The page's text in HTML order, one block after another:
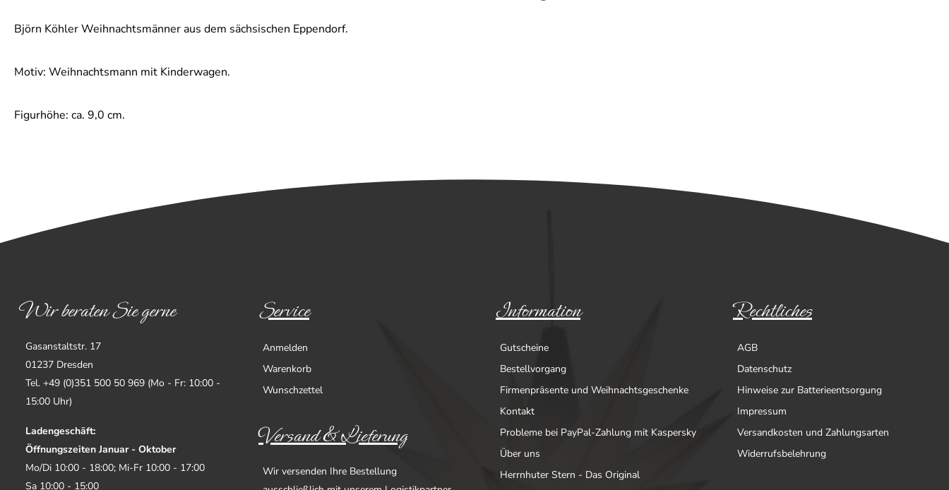
Björn Köhler Weihnachtsmänner aus dem sächsischen Eppendorf.
Motiv: Weihnachtsmann mit Kinderwagen.
Figurhöhe: ca. 9,0 cm.
Wir beraten Sie gerne
Gasanstaltstr. 17
01237 Dresden
Tel. +49 (0)351 500 50 969 (Mo - Fr: 10:00 -
15:00 Uhr)
Ladengeschäft:
Öffnungszeiten Januar - Oktober
Mo/Di 10:00 - 18:00; Mi-Fr 10:00 - 17:00
Sa 10:00 - 15:00
Service
Anmelden
Warenkorb
Wunschzettel
Information
Gutscheine
Bestellvorgang
Firmenpräsente und Weihnachtsgeschenke
Kontakt
Probleme bei PayPal-Zahlung mit Kaspersky
Über uns
Herrnhuter Stern - Das Original
Rechtliches
AGB
Datenschutz
Hinweise zur Batterieentsorgung
Impressum
Versandkosten und Zahlungsarten
Widerrufsbelehrung
Versand & Lieferung
Wir versenden Ihre Bestellung